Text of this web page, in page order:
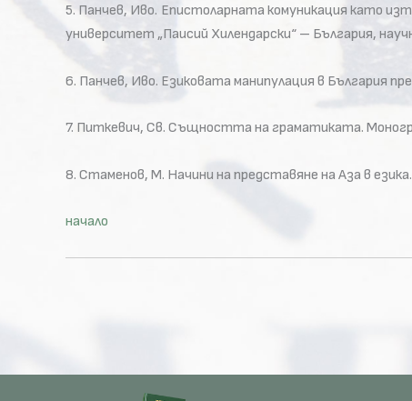
5. Панчев, Иво. Епистоларната комуникация като
университет „Паисий Хилендарски“ – България,
6. Панчев, Иво. Езиковата манипулация в България
7. Питкевич, Св. Същността на граматиката.
8. Стаменов, М. Начини на представяне на Аза в
начало